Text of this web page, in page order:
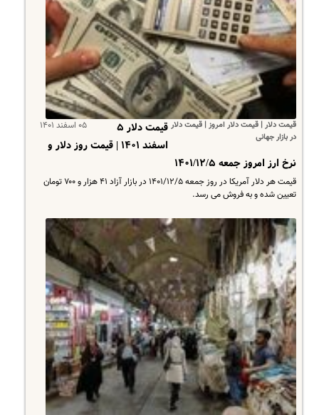
قیمت دلار | قیمت دلار امروز | قیمت دلار
در بازار جهانی
۰۵ اسفند ۱۴۰۱
قیمت دلار ۵
اسفند ۱۴۰۱ | قیمت روز دلار و
نرخ ارز امروز جمعه ۱۴۰۱/۱۲/۵
قیمت هر دلار آمریکا در روز جمعه ۱۴۰۱/۱۲/۵ در بازار آزاد ۴۱ هزار و ۷۰۰ تومان
تعیین شده و به فروش می رسد.